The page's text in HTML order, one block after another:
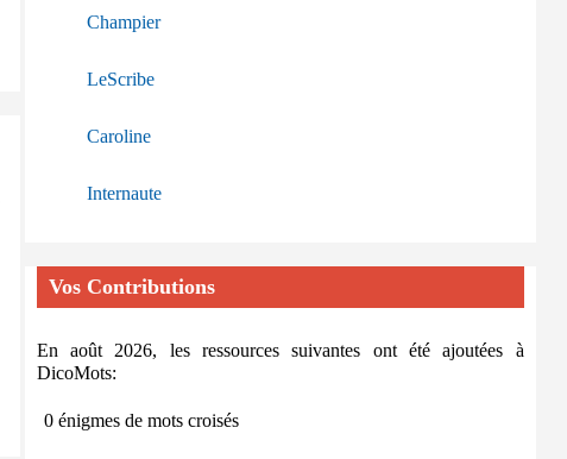
Champier
LeScribe
Caroline
Internaute
Vos Contributions
En août 2026, les ressources suivantes ont été ajoutées à
DicoMots:
0 énigmes de mots croisés